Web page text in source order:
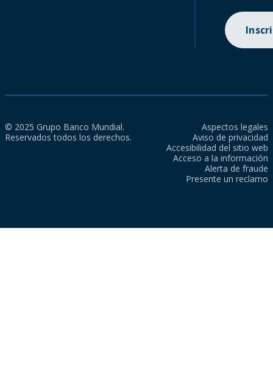
© 2025 Grupo Banco Mundial.
Reservados todos los derechos.
Aspectos legales
Aviso de privacidad
Accesibilidad del sitio web
Acceso a la información
Alerta de fraude
Presente un reclamo